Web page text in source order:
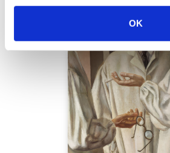
OK
PREȚ 97.00 RON